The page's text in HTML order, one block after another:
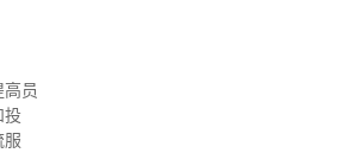
员
投
服